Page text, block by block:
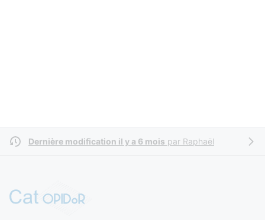
Dernière modification il y a 6 mois par Raphaël